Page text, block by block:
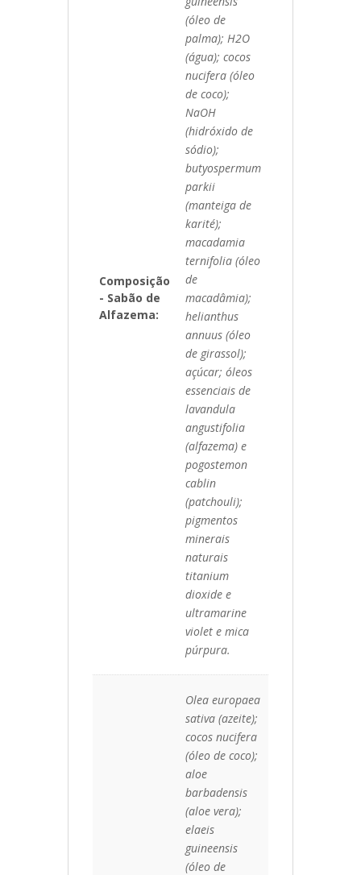
Composição
- Sabão de
Alfazema:
(óleo de
palma); H2O
(água); cocos
nucifera (óleo
de coco);
NaOH
(hidróxido de
sódio);
butyospermum
parkii
(manteiga de
karité);
macadamia
ternifolia (óleo
de
macadâmia);
helianthus
annuus (óleo
de girassol);
açúcar; óleos
essenciais de
lavandula
angustifolia
(alfazema) e
pogostemon
cablin
(patchouli);
pigmentos
minerais
naturais
titanium
dioxide e
ultramarine
violet e mica
púrpura.
Olea europaea
sativa (azeite);
cocos nucifera
(óleo de coco);
aloe
barbadensis
(aloe vera);
elaeis
guineensis
(óleo de